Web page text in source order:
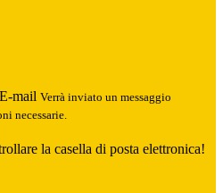
E-mail Verrà inviato un messaggio
necessarie.
la casella di posta elettronica!